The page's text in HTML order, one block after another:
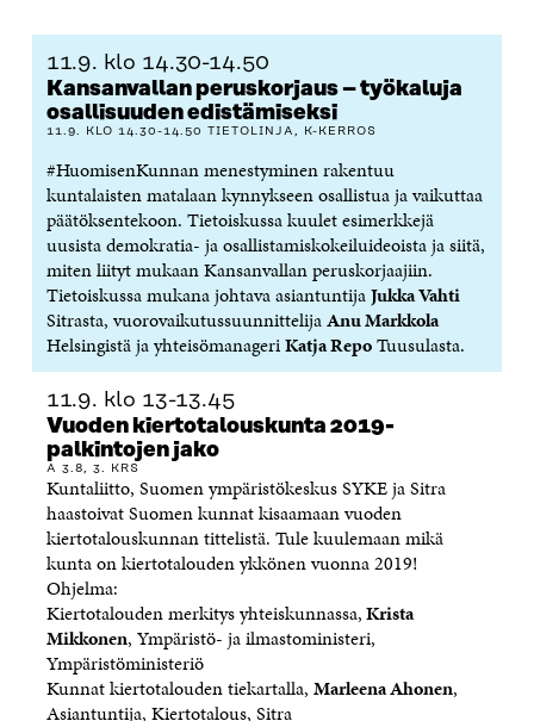
O
K
I
S
S
A
U
T
U
U
U
U
S
S
A
I
K
K
A
S
S
A
R
I
S
S
Ä
V
T
U
U
U
U
D
E
S
A
I
K
K
U
N
S
A
I
N
I
S
S
A
V
U
T
U
U
U
S
S
A
K
K
U
A
S
A
O
T
I
L
A
A
U
T
U
U
U
S
I
K
K
N
S
S
I
K
E
L
N
L
N
K
K
I
11.9. klo 14.30-14.50
Kansanvallan peruskorjaus – työkaluja
osallisuuden edistämiseksi
11.9. KLO 14.30-14.50 TIETOLINJA, K-KERROS
#HuomisenKunnan menestyminen rakentuu
kuntalaisten matalaan kynnykseen osallistua ja vaikuttaa
päätöksentekoon. Tietoiskussa kuulet esimerkkejä
uusista demokratia- ja osallistamiskokeiluideoista ja siitä,
miten liityt mukaan Kansanvallan peruskorjaajiin.
Tietoiskussa mukana johtava asiantuntijaJukka Vahti
Sitrasta, vuorovaikutussuunnittelijaAnu Markkola
Helsingistä ja yhteisömanageriKatja RepoTuusulasta.
11.9. klo 13-13.45
Vuoden kiertotalouskunta 2019-
palkintojen jako
A 3.8, 3. KRS
Kuntaliitto, Suomen ympäristökeskus SYKE ja Sitra
haastoivat Suomen kunnat kisaamaan vuoden
kiertotalouskunnan tittelistä. Tule kuulemaan mikä
kunta on kiertotalouden ykkönen vuonna 2019!
Ohjelma:
Kiertotalouden merkitys yhteiskunnassa,Krista
Mikkonen, Ympäristö- ja ilmastoministeri,
Ympäristöministeriö
Kunnat kiertotalouden tiekartalla, Marleena Ahonen,
Asiantuntija, Kiertotalous, Sitra